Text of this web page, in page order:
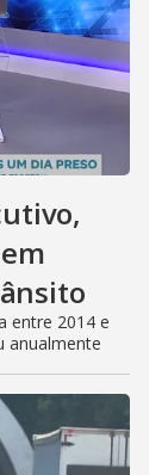
entre 2014 e
anualmente